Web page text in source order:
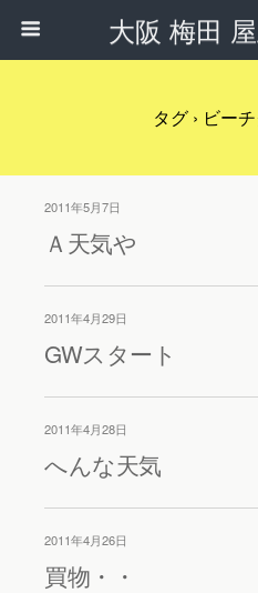
大阪 梅田
タグ › ビー
2011年5月7日
Ａ天気や
2011年4月29日
GWスタート
2011年4月28日
へんな天気
2011年4月26日
買物・・